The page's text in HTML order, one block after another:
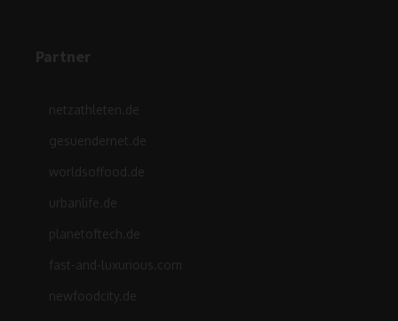
Partner
netzathleten.de
gesuendernet.de
worldsoffood.de
urbanlife.de
planetoftech.de
fast-and-luxurious.com
newfoodcity.de